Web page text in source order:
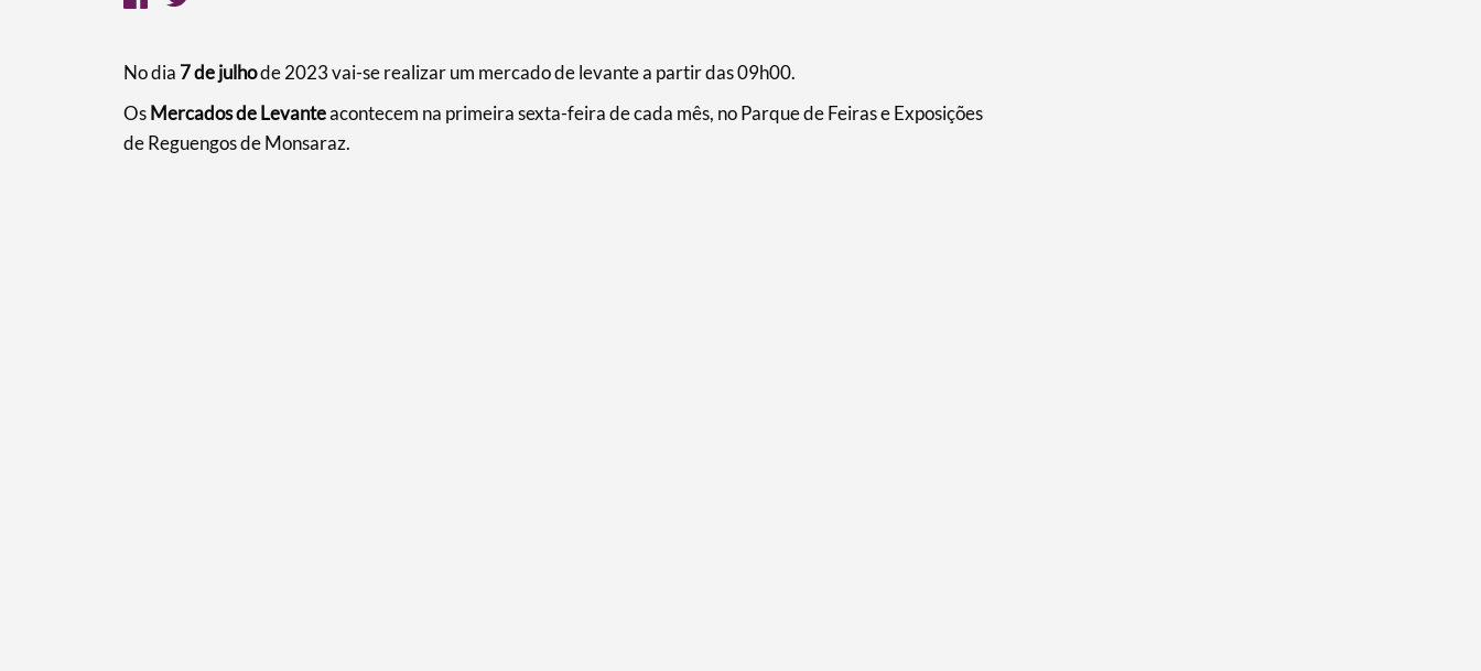
Categorias gerais
No dia 7 de julhode 2023vai-se realizar um mercado de levante a partir das 09h00.
OsMercados de Levanteacontecem na primeira sexta-feira de cada mês, no Parque de Feiras e Exposições
de Reguengos de Monsaraz.